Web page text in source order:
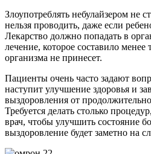
Злоупотреблять небулайзером не
нельзя проводить, даже если
Лекарство должно попадать в
лечение, которое составило
организма не принесет.
Пациенты очень часто задают
наступит улучшение здоровья и
выздоровления от
Требуется делать столько
врач, чтобы улучшить состояние
выздоровление будет заметно на